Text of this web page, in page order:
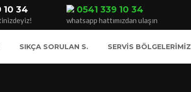
10 34 0541 339 10 34
whatsapp hattımızdan ulaşın
SIKÇA SORULAN S. SERVIS BÖLGELERIMIZ